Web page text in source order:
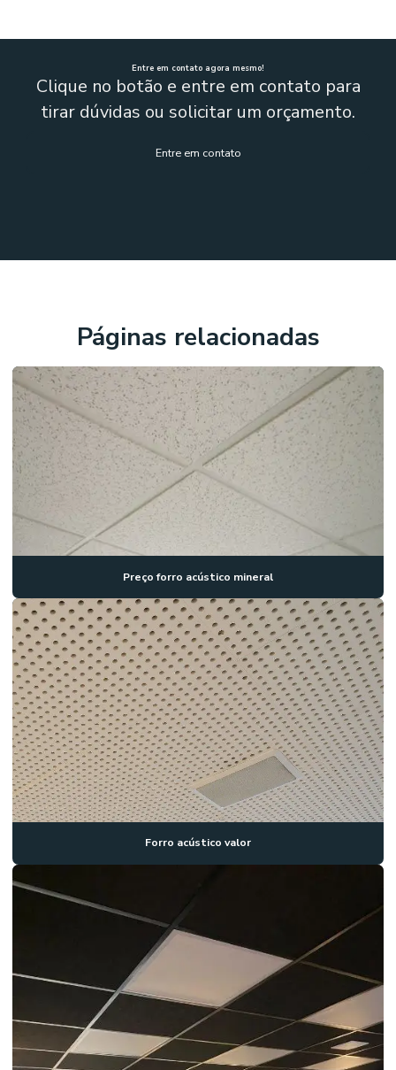
Entre em contato agora mesmo!
Clique no botão e entre em contato para
tirar dúvidas ou solicitar um orçamento.
Entre em contato
Páginas relacionadas
Preço forro acústico mineral
Forro acústico valor